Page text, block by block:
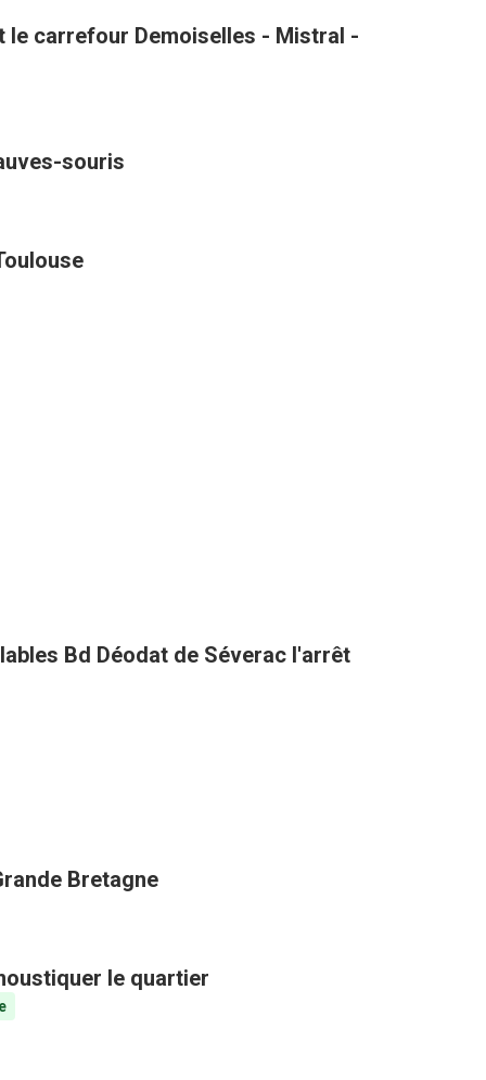
le carrefour Demoiselles - Mistral -
souris
Bd Déodat de Séverac l'arrêt
Bretagne
le quartier